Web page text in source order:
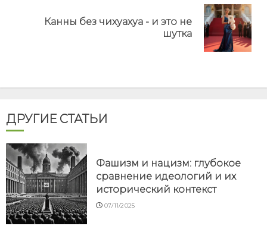
Канны без чихуахуа - и это не
шутка
ДРУГИЕ СТАТЬИ
Фашизм и нацизм: глубокое
сравнение идеологий и их
исторический контекст
07/11/2025